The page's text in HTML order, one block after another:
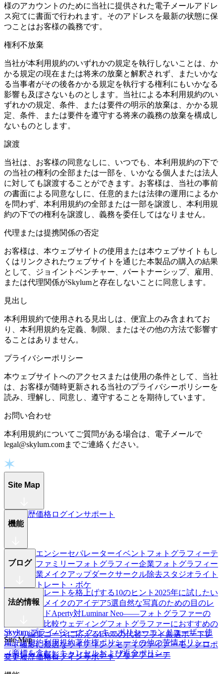
様のアカウントのために当社に提供された電子メールアドレ
ス宛てに書面で行われます。そのアドレスを最新の状態に保
つことはお客様の義務です。
権利不放棄
当社が本利用規約のいずれかの規定を執行しないことは、か
かる規定の現在または将来の放棄と解釈されず、またいかな
る当事者がその後各かかる規定を執行する権利にもいかなる
影響も及ぼさないものとします。当社による本利用規約のい
ずれかの規定、条件、または要件の明示的放棄は、かかる規
定、条件、または要件を遵守する将来の義務の放棄を構成し
ないものとします。
譲渡
当社は、お客様の同意なしに、いつでも、本利用規約の下で
の当社の権利の全部または一部を、いかなる個人または法人
に対しても譲渡することができます。お客様は、当社の事前
の書面による同意なしに、任意的または法律の運用によるか
を問わず、本利用規約の全部または一部を譲渡し、本利用規
約の下での権利を譲渡し、義務を委任してはなりません。
代理または提携関係の否定
お客様は、本ウェブサイトの使用または本ウェブサイトもし
くはリンクされたウェブサイトを通じた本製品の購入の結果
として、ジョイントベンチャー、パートナーシップ、雇用、
または代理関係がSkylumと存在しないことに同意します。
見出し
本利用規約で使用される見出しは、便宜上のみ含まれてお
り、本利用規約を定義、制限、またはその他の方法で影響す
ることはありません。
プライバシーポリシー
本ウェブサイトへのアクセスまたは使用の条件として、当社
は、お客様が随時更新される当社のプライバシーポリシーを
読み、理解し、同意し、遵守することを期待しています。
お問い合わせ
本利用規約についてご質問がある場合は、電子メールで
legal@skylum.comまでご連絡ください。
Site Map
変更履歴価格 ログインサポート
機能
フリークエンシーセパレーターイベントフォトグラフィーテ
カリ除去 ファミリーフォトグラフィー企業フォトグラフィー
学校と卒業 メイクアップダークサークル除去スタジオライト
調整
ポートレート・ボケ
ブログ
旅のポートレートを格上げする10のヒント 2025年に試したい
ハロウィンメイクのアイデア5選自然な写真のための目のレ
タッチガイドAperty対Luminar Neo——フォトグラファーの
ための徹底比較ウェディングフォトグラファーにおすすめの
アプリ編集ニーズに応えるEvotoの代替ソフト厳選ポートレ
ート撮影に最適なライティングモディファイアーモノクロポ
ートレート撮影：クリエイティブなアプローチ
法的情報
Skylum プライバシーとクッキーポリシーエンドユーザー使
用許諾契約利用規約著作権ポリシーその他の苦情ポリシー
（商標を含む）キャンセルおよび返金ポリシー
Site Map
変更履歴価格ログインサポート